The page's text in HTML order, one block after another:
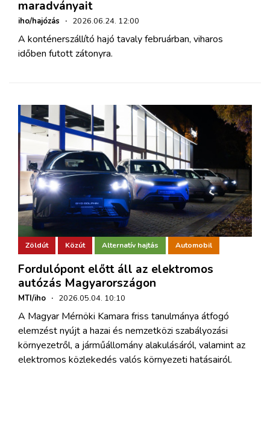
maradványait
iho/hajózás · 2026.06.24. 12:00
A konténerszállító hajó tavaly februárban, viharos
időben futott zátonyra.
Zöldút Közút Alternatív hajtás Automobil
Fordulópont előtt áll az elektromos
autózás Magyarországon
MTI/iho · 2026.05.04. 10:10
A Magyar Mérnöki Kamara friss tanulmánya átfogó
elemzést nyújt a hazai és nemzetközi szabályozási
környezetről, a járműállomány alakulásáról, valamint az
elektromos közlekedés valós környezeti hatásairól.